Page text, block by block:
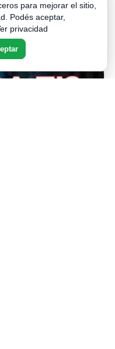
DESCÚBRELO
NO FALLAN!
para mejorar el sitio,
Podés aceptar,
privacidad